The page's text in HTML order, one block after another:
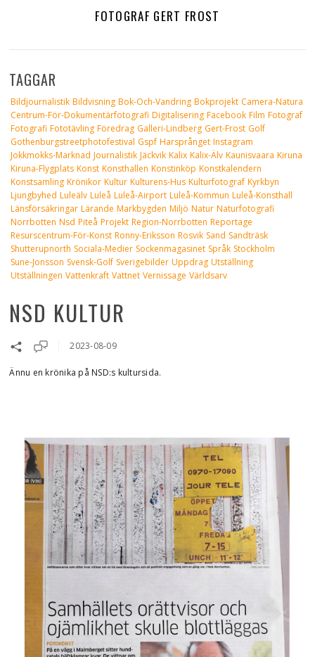
FOTOGRAF GERT FROST
NSD KULTUR
2023-08-09
Ännu en krönika på NSD:s kultursida.
TAGGAR
Bildjournalistik Bildvisning Bok-Och-Vandring Bokprojekt Camera-Natura
Centrum-För-Dokumentärfotografi Digitalisering Facebook Film Fotograf
Fotografi Fototävling Föredrag Galleri-Lindberg Gert-Frost Golf
Gothenburgstreetphotofestival Gspf Harsprånget Instagram
Jokkmokks-Marknad Journalistik Jäckvik Kalix Kalix-Älv Kaunisvaara Kiruna
Kiruna-Flygplats Konst Konsthallen Konstinköp Konstkalendern
Konstsamling Krönikor Kultur Kulturens-Hus Kulturfotograf Kyrkbyn
Ljungbyhed Luleälv Luleå Luleå-Airport Luleå-Kommun Luleå-Konsthall
Länsförsäkringar Lärande Markbygden Miljö Natur Naturfotografi
Norrbotten Nsd Piteå Projekt Region-Norrbotten Reportage
Resurscentrum-För-Konst Ronny-Eriksson Rosvik Sand Sandträsk
Shutterupnorth Sociala-Medier Sockenmagasinet Språk Stockholm
Sune-Jonsson Svensk-Golf Sverigebilder Uppdrag Utställning
Utställningen Vattenkraft Vattnet Vernissage Världsarv